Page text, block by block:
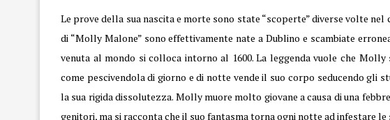
Le prove della sua nascita e morte sono state “scoperte” diverse volte
di “Molly Malone” sono effettivamente nate a Dublino e scambiate
venuta al mondo si colloca intorno al 1600. La leggenda vuole che
come pescivendola di giorno e di notte vende il suo corpo seducendo gli
la sua rigida dissolutezza. Molly muore molto giovane a causa di una
genitori, ma si racconta che il suo fantasma torna ogni notte ad infestare le